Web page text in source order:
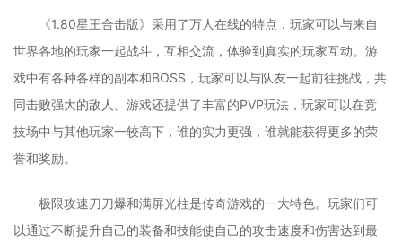
《1.80星王合击版》采用了万人在线的特点，玩家可以与来自
世界各地的玩家一起战斗，互相交流，体验到真实的玩家互动。游
戏中有各种各样的副本和BOSS，玩家可以与队友一起前往挑战，共
同击败强大的敌人。游戏还提供了丰富的PVP玩法，玩家可以在竞
技场中与其他玩家一较高下，谁的实力更强，谁就能获得更多的荣
誉和奖励。
极限攻速刀刀爆和满屏光柱是传奇游戏的一大特色。玩家们可
以通过不断提升自己的装备和技能使自己的攻击速度和伤害达到最